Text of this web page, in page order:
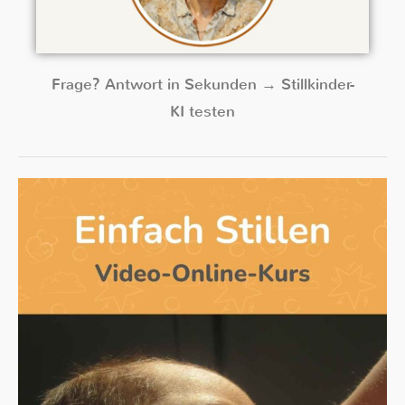
Frage? Antwort in Sekunden → Stillkinder-
KI testen